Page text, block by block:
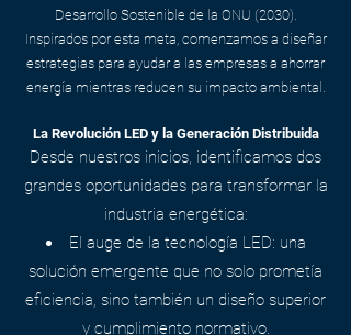
Desarrollo Sostenible de la ONU (2030).
Inspirados por esta meta, comenzamos a diseñar
estrategias para ayudar a las empresas a ahorrar
energía mientras reducen su impacto ambiental.
La Revolución LED y la Generación Distribuida
Desde nuestros inicios, identificamos dos
grandes oportunidades para transformar la
industria energética:
El auge de la tecnología LED: una
solución emergente que no solo prometía
eficiencia, sino también un diseño superior
y cumplimiento normativo.